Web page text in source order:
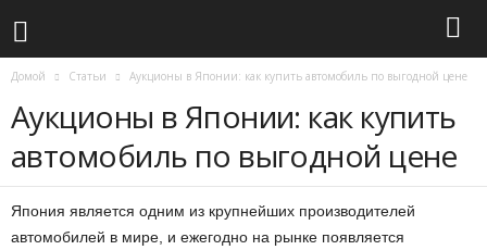
Домой Статьи Аукционы в Японии: как купить автомобиль по выгодной цене
Аукционы в Японии: как купить
автомобиль по выгодной цене
Япония является одним из крупнейших производителей
автомобилей в мире, и ежегодно на рынке появляется